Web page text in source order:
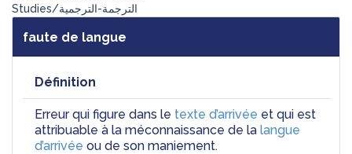
Studies/الترجمة-الترجمية
faute de langue
Définition
Erreur qui figure dans le texte d’arrivée et qui est
attribuable à la méconnaissance de la langue
d’arrivée ou de son maniement.